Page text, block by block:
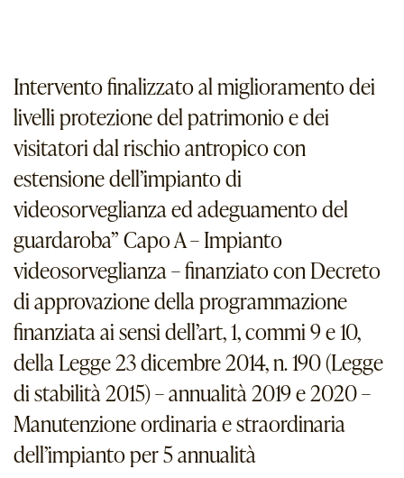
Intervento finalizzato al miglioramento dei
livelli protezione del patrimonio e dei
visitatori dal rischio antropico con
estensione dell’impianto di
videosorveglianza ed adeguamento del
guardaroba” Capo A – Impianto
videosorveglianza – finanziato con Decreto
di approvazione della programmazione
finanziata ai sensi dell’art, 1, commi 9 e 10,
della Legge 23 dicembre 2014, n. 190 (Legge
di stabilità 2015) – annualità 2019 e 2020 –
Manutenzione ordinaria e straordinaria
dell’impianto per 5 annualità